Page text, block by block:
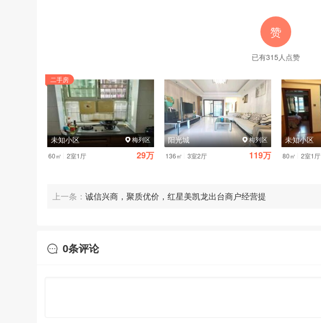
赞
已有315人点赞
二手房
未知小区
梅列区
60㎡
2室1厅 29万
阳光城
梅列区
136㎡
3室2厅 119万
未知小区
80㎡
2室1厅
上一条： 诚信兴商，聚质优价，红星美凯龙出台商户经营提
0条评论